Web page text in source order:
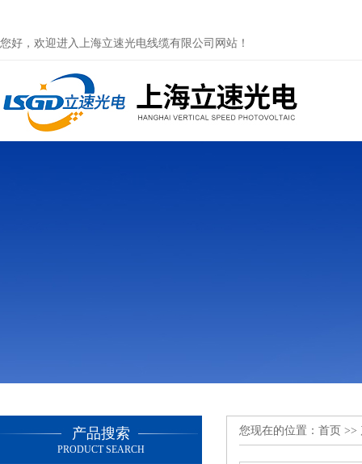
您好，欢迎进入上海立速光电线缆有限公司网站！
产品搜索
PRODUCT SEARCH
您现在的位置： 首页 >>